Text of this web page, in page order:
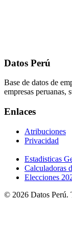
Datos Perú
Base de datos de
empresas peruanas,
Enlaces
Atribuciones
Privacidad
Estadisticas
Calculadoras
Elecciones
© 2026 Datos Perú.